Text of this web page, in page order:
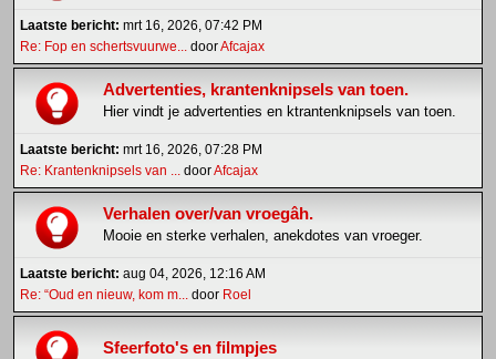
Laatste bericht: mrt 16, 2026, 07:42 PM
Re: Fop en schertsvuurwe...
doorAfcajax
Advertenties, krantenknipsels van toen.
Hier vindt je advertenties en ktrantenknipsels van toen.
Laatste bericht: mrt 16, 2026, 07:28 PM
Re: Krantenknipsels van ...
doorAfcajax
Verhalen over/van vroegâh.
Mooie en sterke verhalen, anekdotes van vroeger.
Laatste bericht: aug 04, 2026, 12:16 AM
Re: “Oud en nieuw, kom m...
door Roel
Sfeerfoto's en filmpjes